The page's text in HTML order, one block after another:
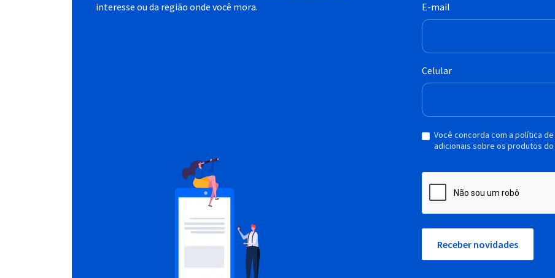
interesse ou da região onde você mora.
E-mail
Celular
Você concorda com a política
adicionais sobre os produtos do
Receber novidades